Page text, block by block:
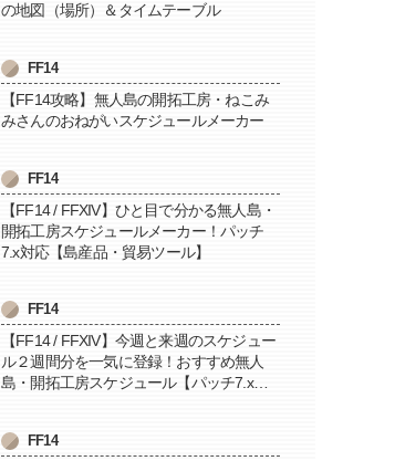
の地図（場所）＆タイムテーブル
FF14
【FF14攻略】無人島の開拓工房・ねこみ
みさんのおねがいスケジュールメーカー
FF14
【FF14 / FFXIV】ひと目で分かる無人島・
開拓工房スケジュールメーカー！パッチ
7.x対応【島産品・貿易ツール】
FF14
【FF14 / FFXIV】今週と来週のスケジュー
ル２週間分を一気に登録！おすすめ無人
島・開拓工房スケジュール【パッチ7.x対
FF14